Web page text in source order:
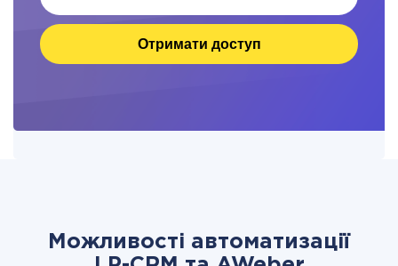
Отримати доступ
Можливості автоматизації